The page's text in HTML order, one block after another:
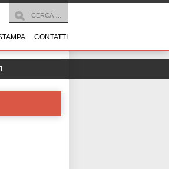
CONTATTI